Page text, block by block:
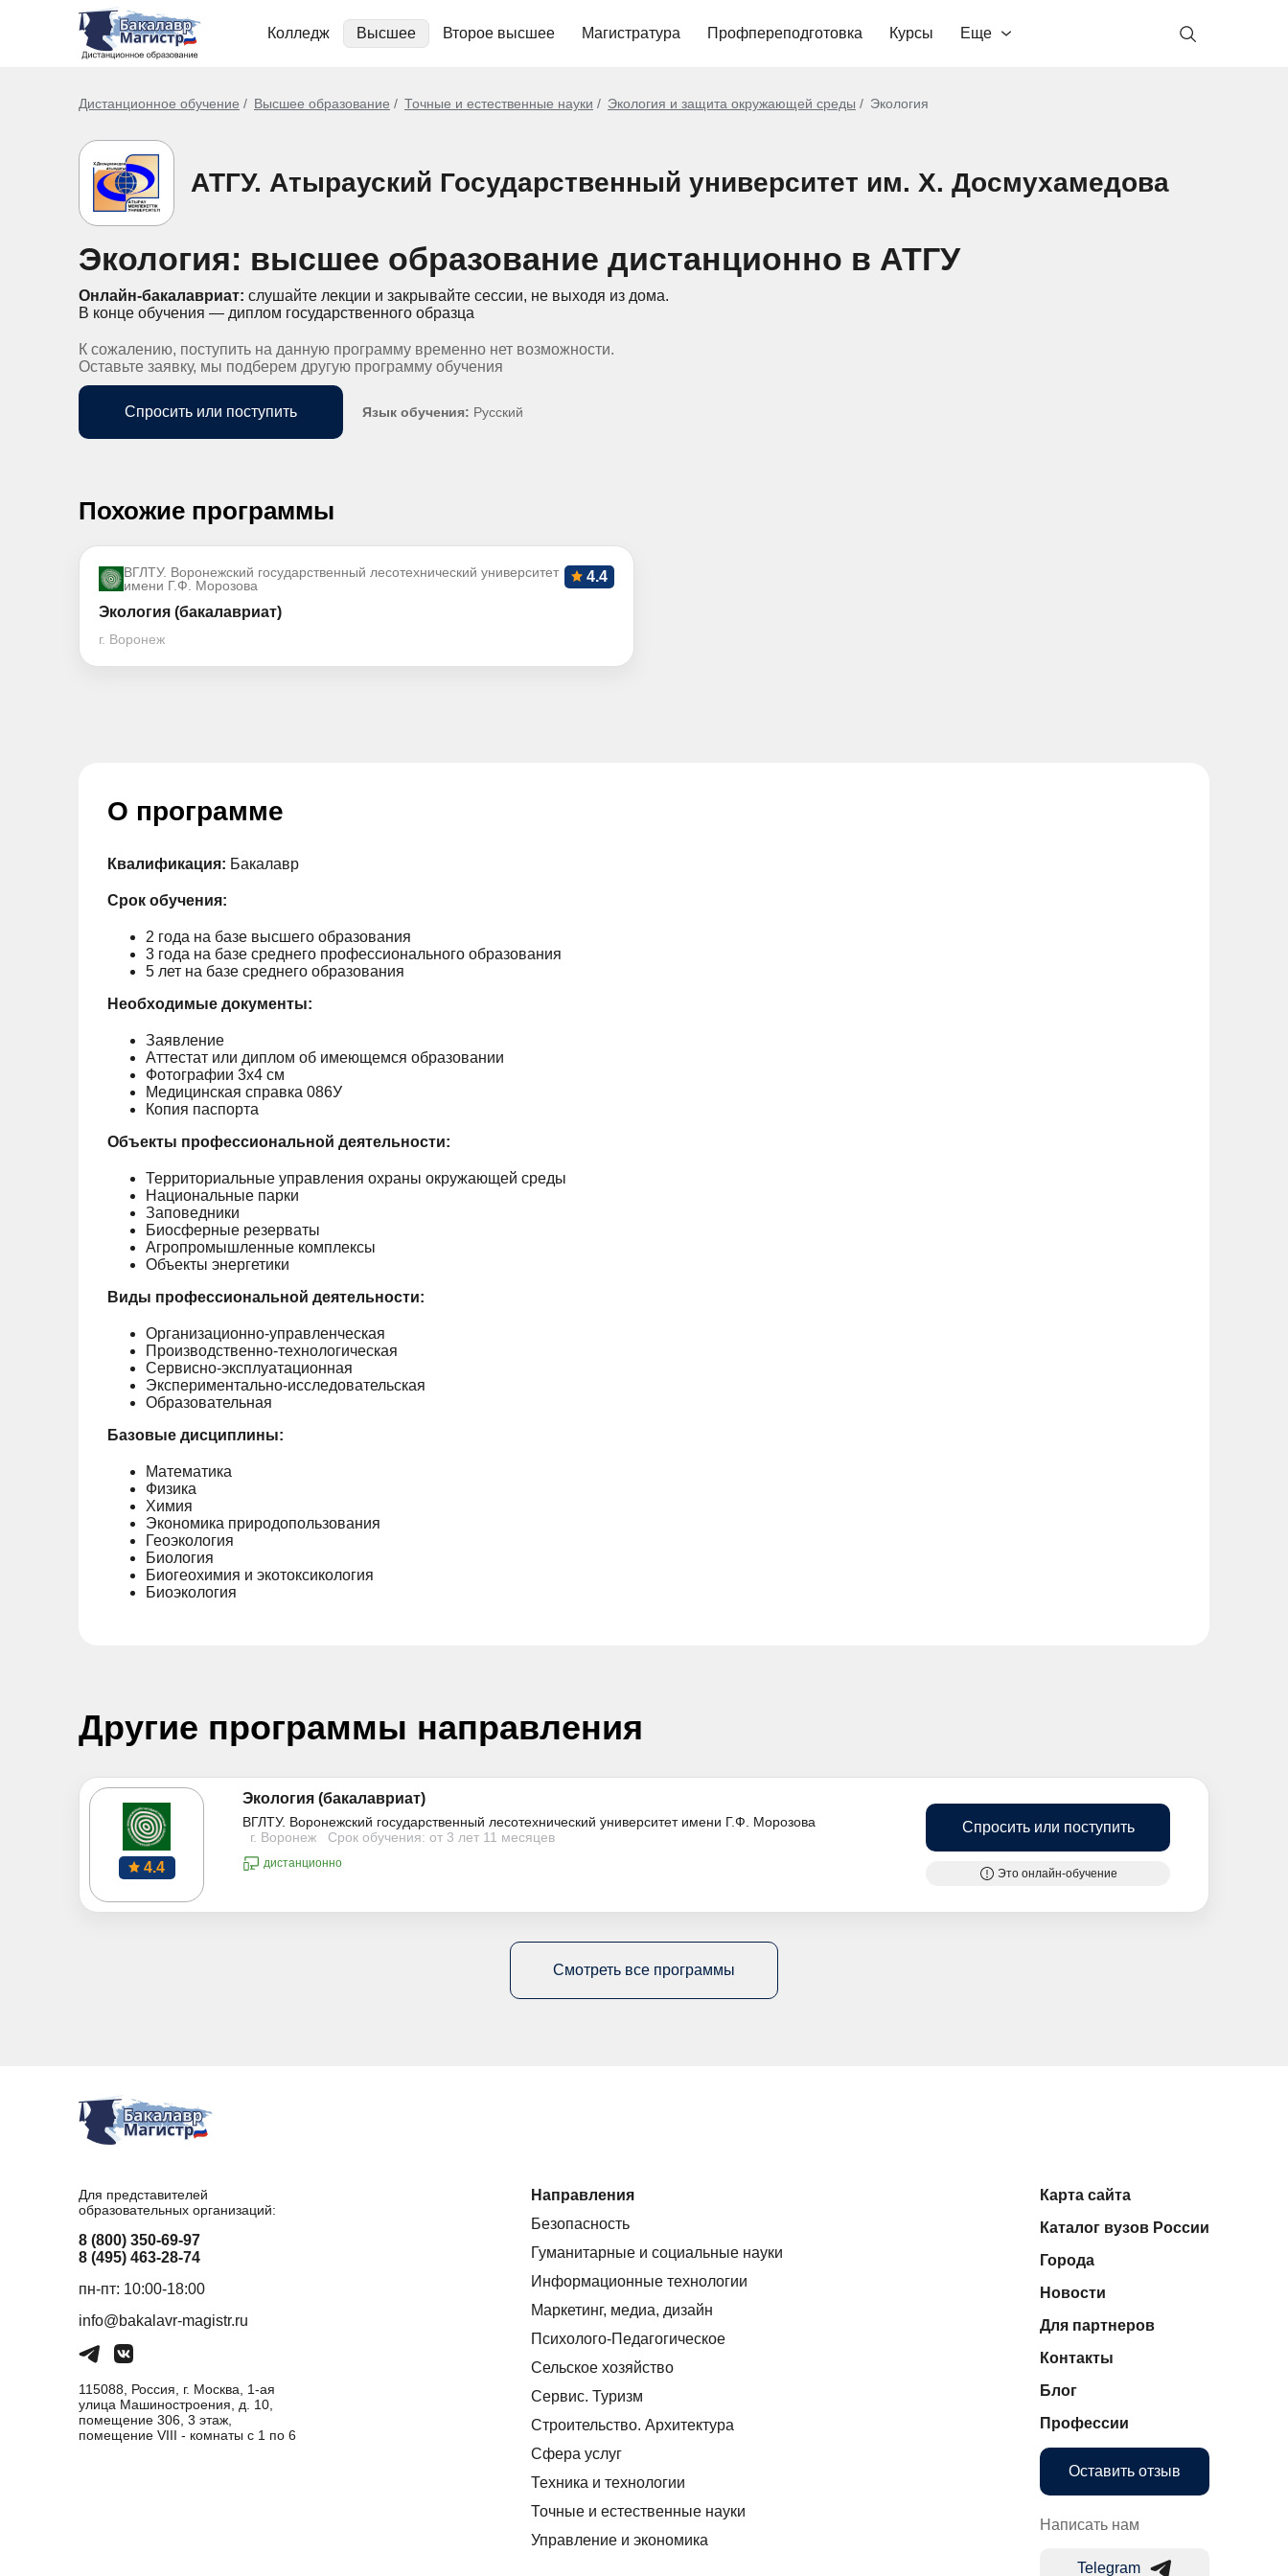
Колледж Высшее Второе высшее Магистратура Профпереподготовка Курсы Еще
Дистанционное обучение Высшее образование Точные и естественные науки Экология и защита окружающей среды Экология
АТГУ. Атырауский Государственный университет им. Х. Досмухамедова
Экология: высшее образование дистанционно в АТГУ
Онлайн-бакалавриат: слушайте лекции и закрывайте сессии, не выходя из дома.
В конце обучения — диплом государственного образца
К сожалению, поступить на данную программу временно нет возможности.
Оставьте заявку, мы подберем другую программу обучения
Спросить или поступить Язык обучения: Русский
Похожие программы
ВГЛТУ. Воронежский государственный лесотехнический университет
имени Г.Ф. Морозова
4.4
Экология (бакалавриат)
г. Воронеж
О программе
Квалификация: Бакалавр
Срок обучения:
2 года на базе высшего образования
3 года на базе среднего профессионального образования
5 лет на базе среднего образования
Необходимые документы:
Заявление
Аттестат или диплом об имеющемся образовании
Фотографии 3х4 см
Медицинская справка 086У
Копия паспорта
Объекты профессиональной деятельности:
Территориальные управления охраны окружающей среды
Национальные парки
Заповедники
Биосферные резерваты
Агропромышленные комплексы
Объекты энергетики
Виды профессиональной деятельности:
Организационно-управленческая
Производственно-технологическая
Сервисно-эксплуатационная
Экспериментально-исследовательская
Образовательная
Базовые дисциплины:
Математика
Физика
Химия
Экономика природопользования
Геоэкология
Биология
Биогеохимия и экотоксикология
Биоэкология
Другие программы направления
4.4
Экология (бакалавриат)
ВГЛТУ. Воронежский государственный лесотехнический университет имени Г.Ф. Морозова
г. Воронеж
Срок обучения: от 3 лет 11 месяцев
дистанционно
Спросить или поступить
Это онлайн-обучение
Смотреть все программы
Для представителей
образовательных организаций:
8 (800) 350-69-97
8 (495) 463-28-74
пн-пт: 10:00-18:00
info@bakalavr-magistr.ru
115088, Россия, г. Москва, 1-ая
улица Машиностроения, д. 10,
помещение 306, 3 этаж,
помещение VIII - комнаты с 1 по 6
Направления
Безопасность
Гуманитарные и социальные науки
Информационные технологии
Маркетинг, медиа, дизайн
Психолого-Педагогическое
Сельское хозяйство
Сервис. Туризм
Строительство. Архитектура
Сфера услуг
Техника и технологии
Точные и естественные науки
Управление и экономика
Карта сайта
Каталог вузов России
Города
Новости
Для партнеров
Контакты
Блог
Профессии
Оставить отзыв
Написать нам
Telegram